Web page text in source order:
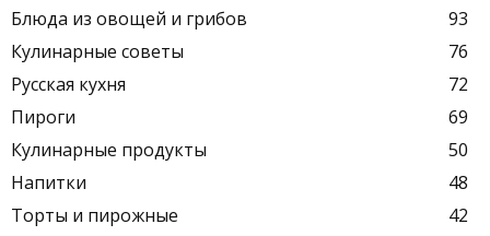
Блюда из овощей и грибов
93
Кулинарные советы
76
Русская кухня
72
Пироги
69
Кулинарные продукты
50
Напитки
48
Торты и пирожные
42